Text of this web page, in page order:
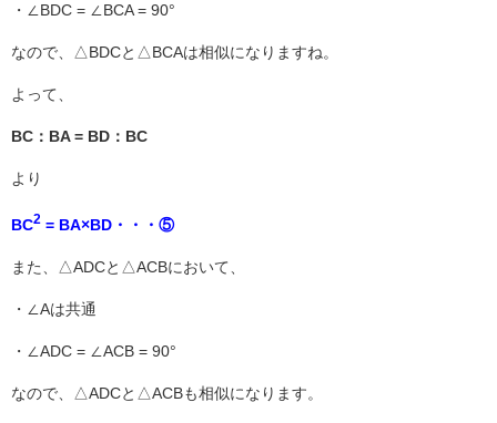
・∠BDC = ∠BCA = 90°
なので、△BDCと△BCAは相似になりますね。
よって、
BC：BA = BD：BC
より
BC2 = BA×BD・・・⑤
また、△ADCと△ACBにおいて、
・∠Aは共通
・∠ADC = ∠ACB = 90°
なので、△ADCと△ACBも相似になります。